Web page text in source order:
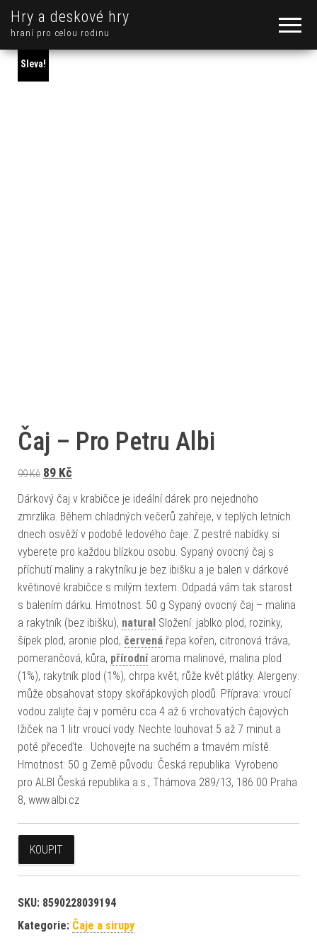
Hry a deskové hry
hraní pro celou rodinu
Sleva!
Čaj – Pro Petru Albi
99Kč Původní cena byla: 99 Kč.
89 Kč
Dárkový čaj v krabičce je ideální dárek pro nejednoho
zmrzlíka. Během chladných večerů zahřeje, v teplých letních
dnech osvěží v podobě ledového čaje. Z pestré nabídky si
vyberete pro každou blízkou osobu. Sypaný ovocný čaj s
příchutí maliny a rakytníku je bez ibišku a je balen v dárkové
květinové krabičce s milým textem. Odpadá vám tak starost
s balením dárku. Hmotnost: 50 g Sypaný ovocný čaj – malina
a rakytník (bez ibišku), natural Složení: jablko plod, rozinky,
šípek plod, aronie plod, červená řepa kořen, citronová tráva,
pomerančová, kůra, přírodníaroma malinové, malina plod
(1%), rakytník plod (1%), chrpa květ, růže květ plátky. Alergeny:
může obsahovat stopy skořápkových plodů. Příprava: vroucí
vodou zalijte čaj v poměru cca 4 až 6 vrchovatých čajových
lžiček na 1 litr vroucí vody. Nechte louhovat 5 až 7 minut a
poté přeceďte. Uchovejte na suchém a tmavém místě.
Hmotnost: 50 g Země původu: Česká republika. Vyrobeno
pro ALBI Česká republika a.s., Thámova 289/13, 186 00 Praha
8, www.albi.cz
KOUPIT
SKU: 8590228039194
Kategorie: Čaje a sirupy